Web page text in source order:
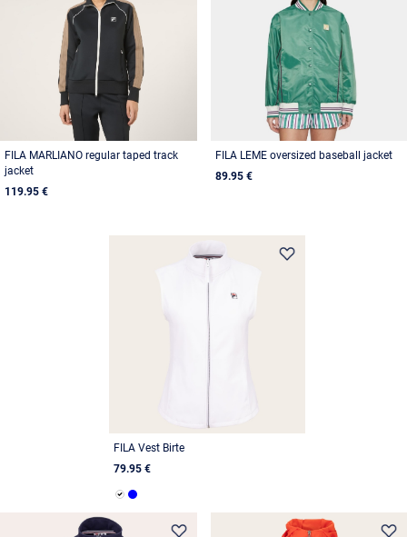
FILA MARLIANO regular taped track
jacket
119.95 €
FILA LEME oversized baseball jacket
89.95 €
FILA Vest Birte
79.95 €